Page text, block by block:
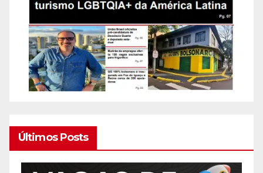
Últimos Posts